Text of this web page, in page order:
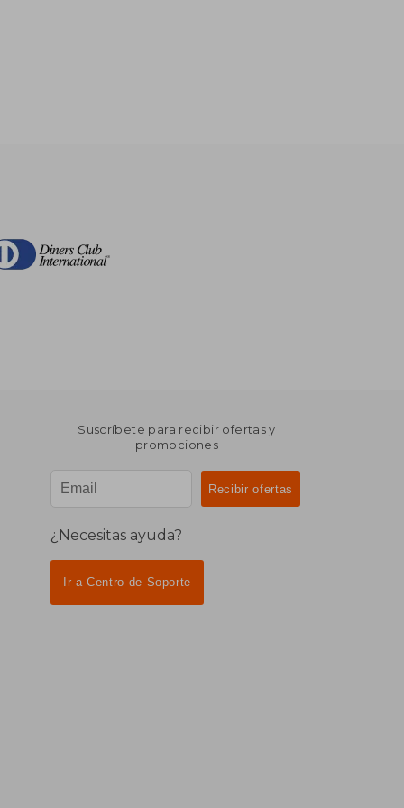
Suscríbete para recibir ofertas y
promociones
¿Necesitas ayuda?
Ir a Centro de Soporte